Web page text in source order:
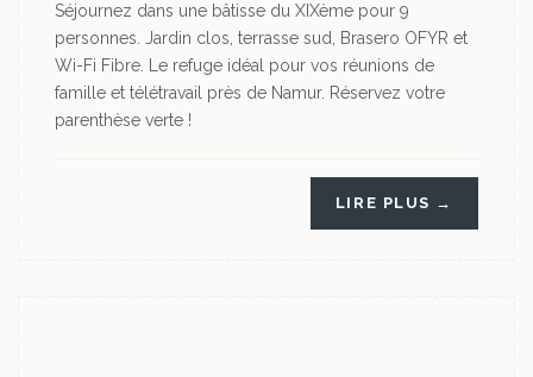
Séjournez dans une bâtisse du XIXème pour 9
personnes. Jardin clos, terrasse sud, Brasero OFYR et
Wi-Fi Fibre. Le refuge idéal pour vos réunions de
famille et télétravail près de Namur. Réservez votre
parenthèse verte !
LIRE PLUS →